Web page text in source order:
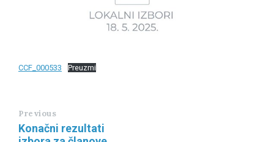
CCF_000533 Preuzmi
Previous
Konačni rezultati